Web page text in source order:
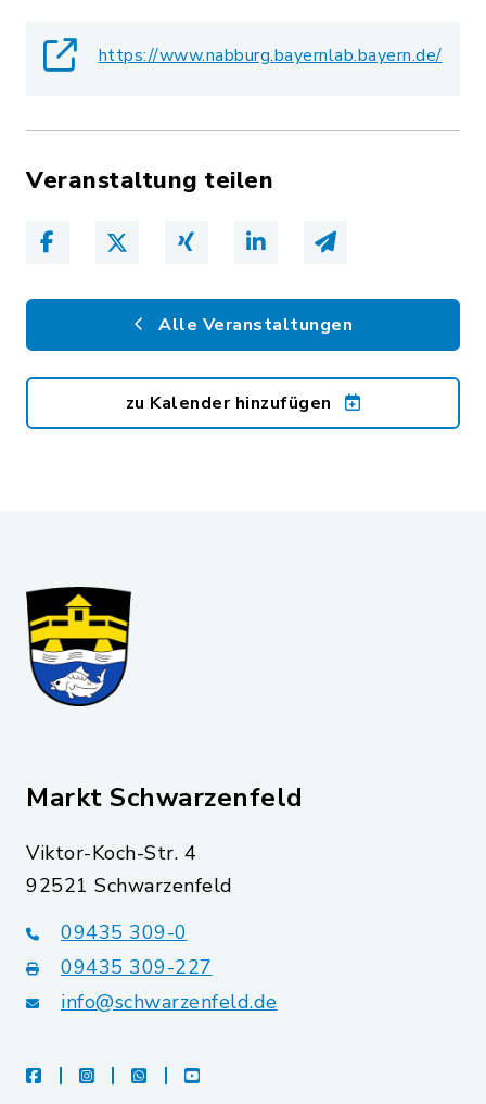
https://www.nabburg.bayernlab.bayern.de/
Veranstaltung teilen
Alle Veranstaltungen
zu Kalender hinzufügen
Markt Schwarzenfeld
Viktor-Koch-Str. 4
92521 Schwarzenfeld
09435 309-0
09435 309-227
info@schwarzenfeld.de
facebookinstagramwhatsappyoutube